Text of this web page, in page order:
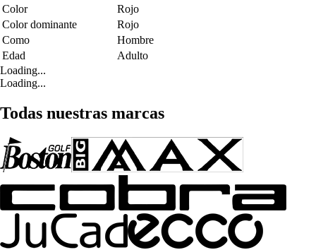
Color
Rojo
Color dominante
Rojo
Como
Hombre
Edad
Adulto
Loading...
Loading...
Todas nuestras marcas